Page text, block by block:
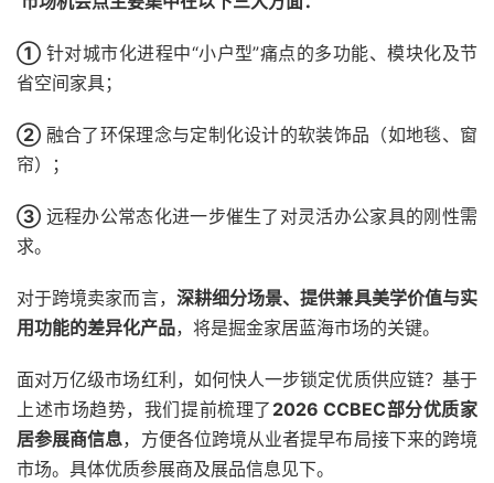
① 针对城市化进程中“小户型”痛点的多功能、模块化及节
省空间家具；
② 融合了环保理念与定制化设计的软装饰品（如地毯、窗
帘）；
③ 远程办公常态化进一步催生了对灵活办公家具的刚性需
求。
对于跨境卖家而言， 深耕细分场景、提供兼具美学价值与实
用功能的差异化产品，将是掘金家居蓝海市场的关键。
面对万亿级市场红利，如何快人一步锁定优质供应链？基于
上述市场趋势，我们提前梳理了 2026 CCBEC部分优质家
居参展商信息，方便各位跨境从业者提早布局接下来的跨境
市场。具体优质参展商及展品信息见下。